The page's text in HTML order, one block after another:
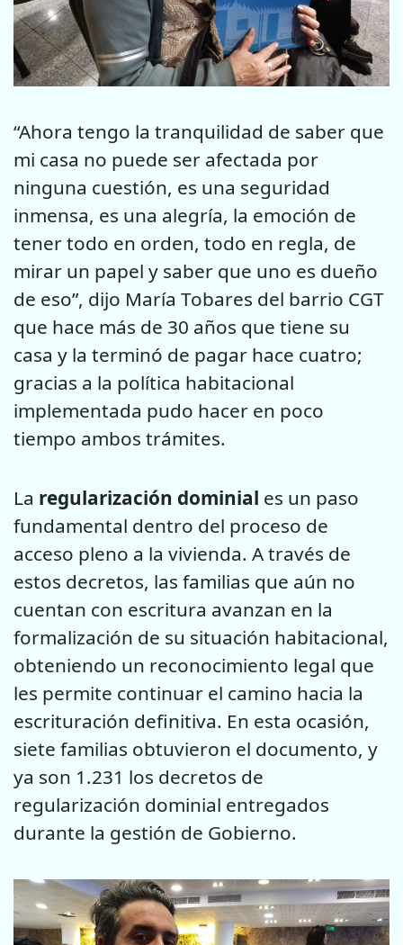
“Ahora tengo la tranquilidad de saber que
mi casa no puede ser afectada por
ninguna cuestión, es una seguridad
inmensa, es una alegría, la emoción de
tener todo en orden, todo en regla, de
mirar un papel y saber que uno es dueño
de eso”, dijo María Tobares del barrio CGT
que hace más de 30 años que tiene su
casa y la terminó de pagar hace cuatro;
gracias a la política habitacional
implementada pudo hacer en poco
tiempo ambos trámites.
La regularización dominial es un paso
fundamental dentro del proceso de
acceso pleno a la vivienda. A través de
estos decretos, las familias que aún no
cuentan con escritura avanzan en la
formalización de su situación habitacional,
obteniendo un reconocimiento legal que
les permite continuar el camino hacia la
escrituración definitiva. En esta ocasión,
siete familias obtuvieron el documento, y
ya son 1.231 los decretos de
regularización dominial entregados
durante la gestión de Gobierno.